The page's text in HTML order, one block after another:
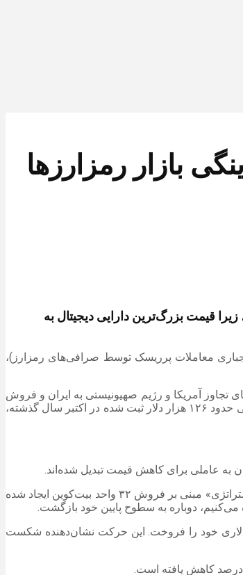
بازار رمزارزها
نقدینگی در بازار رمزارزها رخ دهد، زیرا قیمت بزرگ‌ترین دارایی دیجیتال به
معاملات پرریسک توسط صرافی‌های رمزارز)،
کرد زیرا نگرانی‌های مداوم درباره پیامدهای تجاوز آمریکا و رژیم صهیونیستی به ایران و فروش
بزگترین شرکت دارنده بیت‌کوین، «استراتژی»، همچنان به تمایل سرمایه‌گذاری در این رمزارز آسیب می‌زد. قیمت این رمزارز نسبت به بالاترین سطح تاریخی حدود ۱۲۶ هزار دلار ثبت شده در اکتبر سال گذشته،
جاسپر د مائر، معامله‌گر فرابورس (OTC) در شرکت «وینترمیوت» اظهار کرد: به نظر می‌رسد که فروش گسترده رمزارزها با افشای اطلاعات شرکت «استراتژی» مبنی بر فروش ۳۲ واحد بیت‌کوین ایجاد شده
دوباره به سطوح پایین خود بازگشت.
اولین فروش بیت‌کوین را از اواخر سال ۲۰۲۲ افشا کرد؛ این شرکت حدود ۲.۵ میلیون دلار از ذخیره حدود ۵۹ میلیارد دلاری خود را فروخت. این حرکت نشان‌دهنده شکست